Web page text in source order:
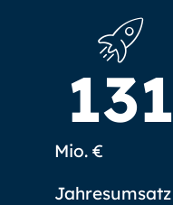
Mio. €
Jahresumsatz
131